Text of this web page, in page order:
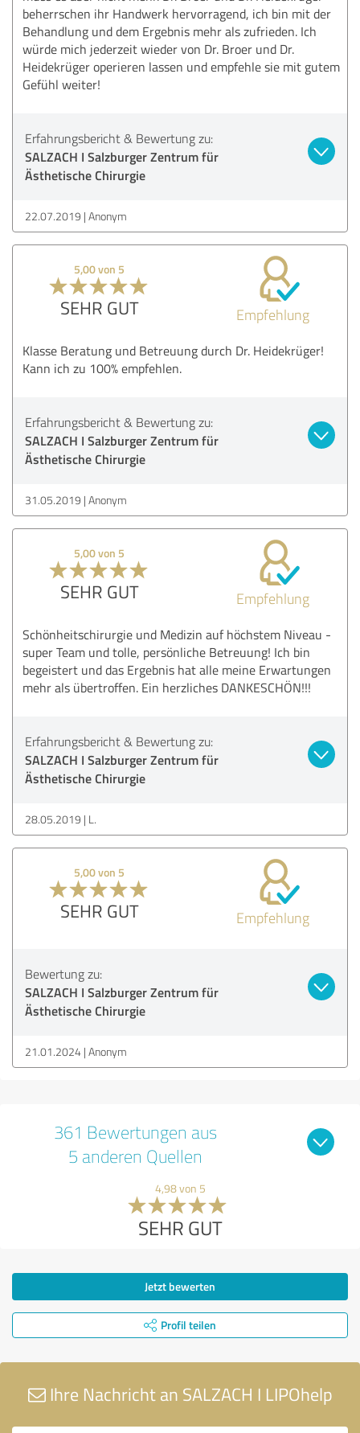
beherrschen ihr Handwerk hervorragend, ich bin mit der
Behandlung und dem Ergebnis mehr als zufrieden. Ich
würde mich jederzeit wieder von Dr. Broer und Dr.
Heidekrüger operieren lassen und empfehle sie mit gutem
Gefühl weiter!
Erfahrungsbericht & Bewertung zu:
SALZACH I Salzburger Zentrum für
Ästhetische Chirurgie
22.07.2019 Anonym
5,00 von 5
SEHR GUT Empfehlung
Klasse Beratung und Betreuung durch Dr. Heidekrüger!
Kann ich zu 100% empfehlen.
Erfahrungsbericht & Bewertung zu:
SALZACH I Salzburger Zentrum für
Ästhetische Chirurgie
31.05.2019 Anonym
5,00 von 5
SEHR GUT Empfehlung
Schönheitschirurgie und Medizin auf höchstem Niveau -
super Team und tolle, persönliche Betreuung! Ich bin
begeistert und das Ergebnis hat alle meine Erwartungen
mehr als übertroffen. Ein herzliches DANKESCHÖN!!!
Erfahrungsbericht & Bewertung zu:
SALZACH I Salzburger Zentrum für
Ästhetische Chirurgie
28.05.2019 L.
5,00 von 5
SEHR GUT Empfehlung
Bewertung zu:
SALZACH I Salzburger Zentrum für
Ästhetische Chirurgie
21.01.2024 Anonym
361 Bewertungen aus
5 anderen Quellen
4,98 von 5
SEHR GUT
Jetzt bewerten
Profil teilen
Ihre Nachricht an SALZACH I LIPOhelp